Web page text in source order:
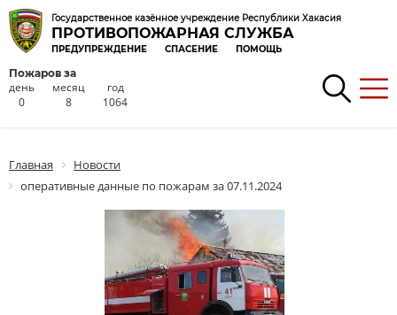
Государственное казённое учреждение Республики Хакасия
ПРОТИВОПОЖАРНАЯ СЛУЖБА
ПРЕДУПРЕЖДЕНИЕ СПАСЕНИЕ ПОМОЩЬ
Пожаров за
день
0
месяц
8
год
1064
Главная
Новости
оперативные данные по пожарам за 07.11.2024